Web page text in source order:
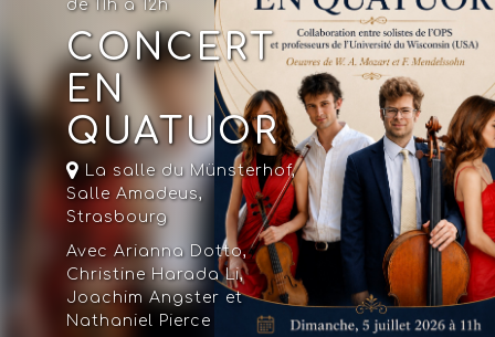
de 11h à 12h
CONCERT
EN
QUATUOR
La salle du Münsterhof,
Salle Amadeus,
Strasbourg
Avec Arianna Dotto,
Christine Harada Li,
Joachim Angster et
Nathaniel Pierce